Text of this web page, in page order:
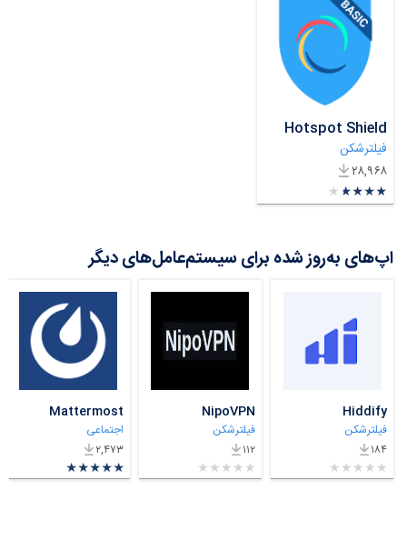
Hotspot Shield
فیلترشکن
۲۸,۹۶۸
★★★★★
★
★
★
★
★
اپ‌های به‌روز شده برای سیستم‌عامل‌های دیگر
Hiddify
فیلترشکن
۱۸۴
★★★★★
★
★
★
★
★
NipoVPN
فیلترشکن
۱۱۲
★★★★★
★
★
★
★
★
Mattermost
اجتماعی
۲,۴۷۳
★★★★★
★
★
★
★
★